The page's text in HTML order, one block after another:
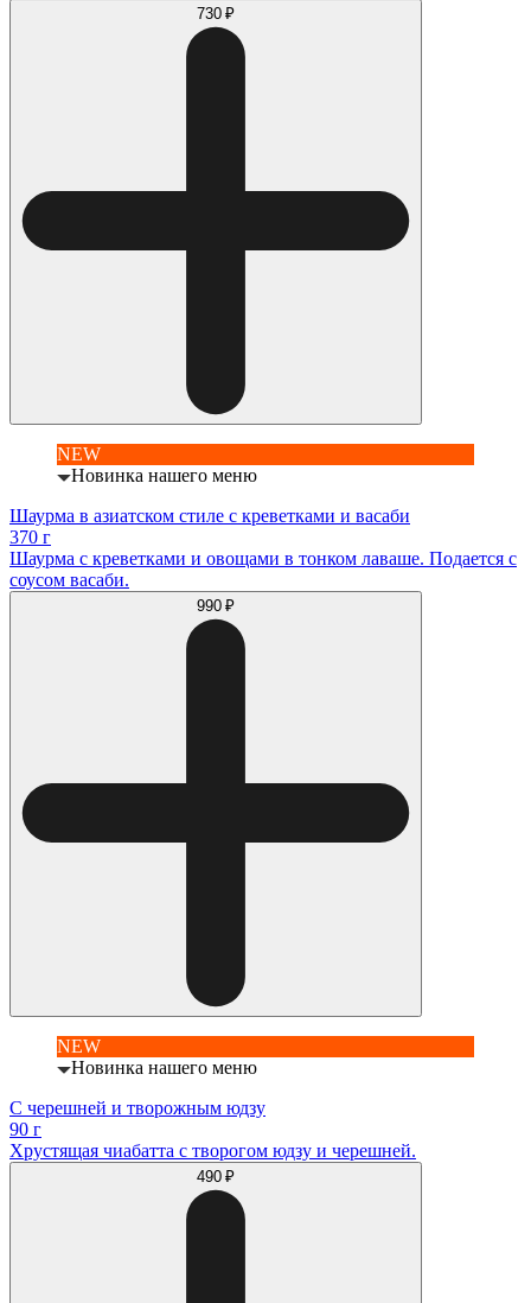
730 ₽
NEW
Новинка нашего меню
Шаурма в азиатском стиле с креветками и васаби
370 г
Шаурма с креветками и овощами в тонком лаваше. Подается с
соусом васаби.
990 ₽
NEW
Новинка нашего меню
С черешней и творожным юдзу
90 г
Хрустящая чиабатта с творогом юдзу и черешней.
490 ₽